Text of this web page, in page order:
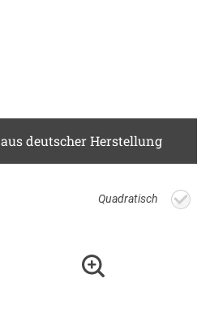
deutscher Herstellung
Quadratisch